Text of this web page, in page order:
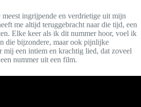
ingrijpende en verdrietige uit mijn
me altijd teruggebracht naar die tijd, een
Elke keer als ik dit nummer hoor, voel ik
die bijzondere, maar ook pijnlijke
een intiem en krachtig lied, dat zoveel
nummer uit een film.